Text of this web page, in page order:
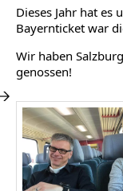
Dieses Jahr hat es
Bayernticket war
Wir haben
genossen!